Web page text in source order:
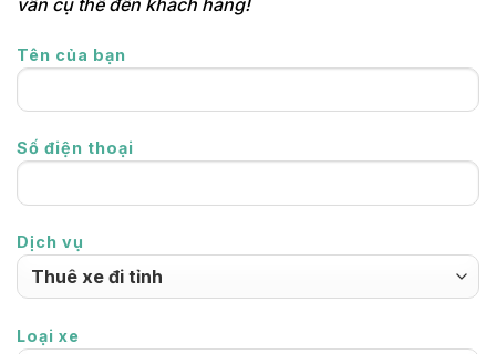
Tên của bạn
Số điện thoại
Dịch vụ
Loại xe